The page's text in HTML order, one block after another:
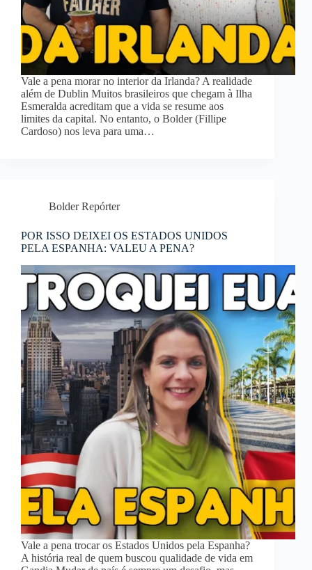
Vale a pena morar no interior da Irlanda? A realidade
além de Dublin Muitos brasileiros que chegam à Ilha
Esmeralda acreditam que a vida se resume aos
limites da capital. No entanto, o Bolder (Fillipe
Cardoso) nos leva para uma…
Bolder Repórter
POR ISSO DEIXEI OS ESTADOS UNIDOS
PELA ESPANHA: VALEU A PENA?
Vale a pena trocar os Estados Unidos pela Espanha?
A história real de quem buscou qualidade de vida em